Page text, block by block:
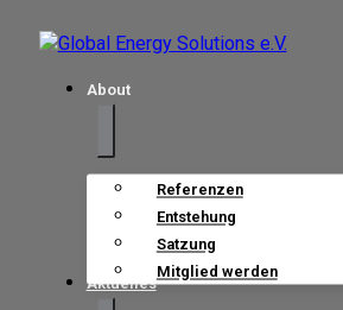
About
Referenzen
Entstehung
Satzung
Mitglied werden
Aktuelles